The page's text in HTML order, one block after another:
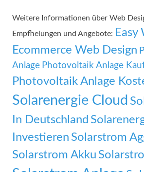
Weitere Informationen über Web
Empfhelungen und Angebote: Easy
Ecommerce Web Design
Anlage Photovoltaik Anlage
Photovoltaik Anlage
Solarenergie Cloud
In Deutschland
Investieren Solarstrom
Solarstrom Akku